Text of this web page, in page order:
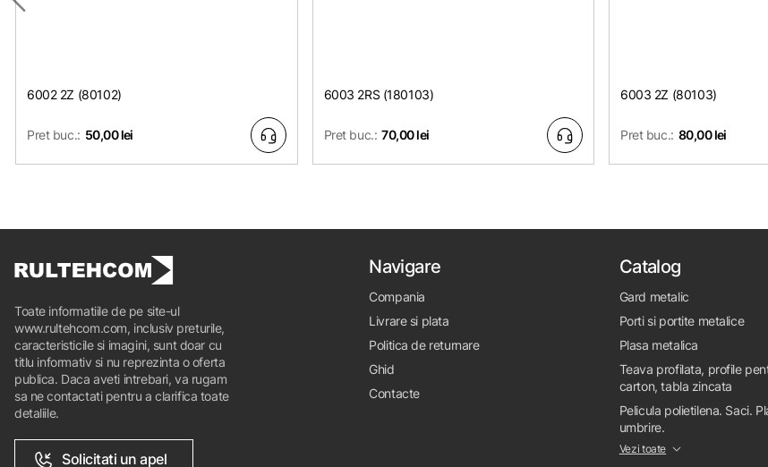
6002 2Z (80102)
Pret buc.: 50,00 lei
6003 2RS (180103)
Pret buc.: 70,00 lei
6003 2Z (80103)
Pret buc.: 80,00 lei
Toate informatiile de pe site-ul
www.rultehcom.com, inclusiv preturile,
caracteristicile si imagini, sunt doar cu
titlu informativ si nu reprezinta o oferta
publica. Daca aveti intrebari, va rugam
sa ne contactati pentru a clarifica toate
detaliile.
Solicitati un apel
Navigare
Compania
Livrare si plata
Politica de returnare
Ghid
Contacte
Catalog
Gard metalic
Porti si portite metalice
Plasa metalica
Teava profilata, profile
carton, tabla zincata
Pelicula polietilena. Saci.
umbrire.
Vezi toate